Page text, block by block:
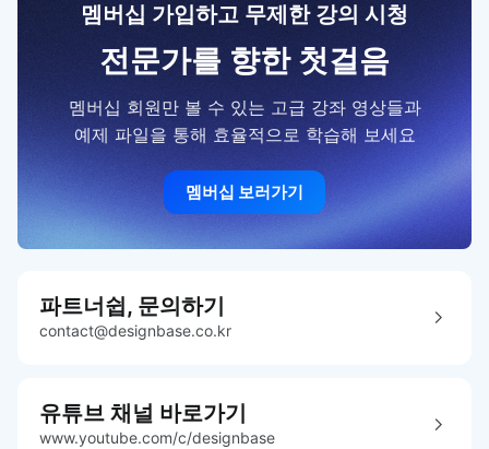
멤버십 가입하고 무제한 강의 시청
전문가를 향한 첫걸음
멤버십 회원만 볼 수 있는 고급 강좌 영상들과
예제 파일을 통해 효율적으로 학습해 보세요
멤버십 보러가기
파트너쉽, 문의하기
contact@designbase.co.kr
유튜브 채널 바로가기
www.youtube.com/c/designbase